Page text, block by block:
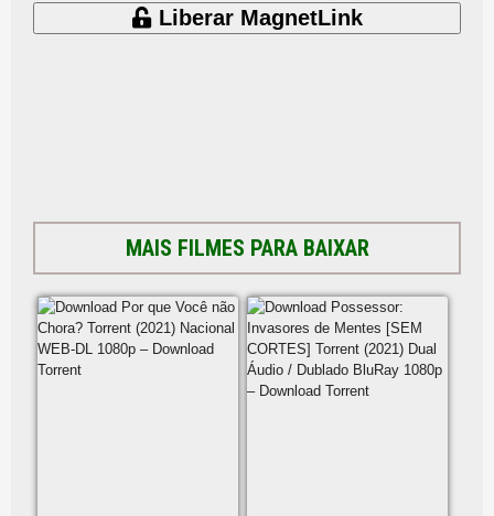
Liberar MagnetLink
MAIS FILMES PARA BAIXAR